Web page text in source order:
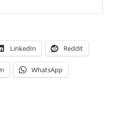
LinkedIn Reddit
WhatsApp